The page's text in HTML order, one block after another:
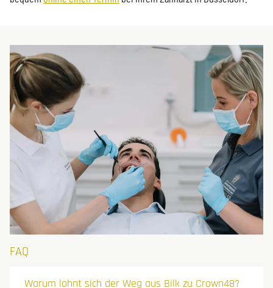
FAQ
Warum lohnt sich der Weg aus Bilk zu Crown48?